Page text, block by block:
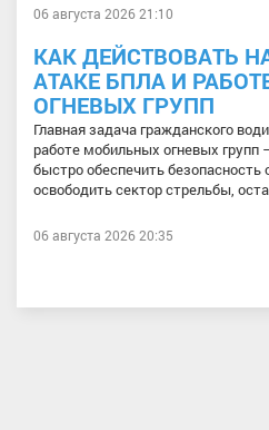
06 августа 2026 21:10
КАК ДЕЙСТВОВАТЬ
АТАКЕ БПЛА И
ОГНЕВЫХ ГРУПП
Главная задача гражданского
работе мобильных огневых
быстро обеспечить
освободить сектор стрельбы,
06 августа 2026 20:35